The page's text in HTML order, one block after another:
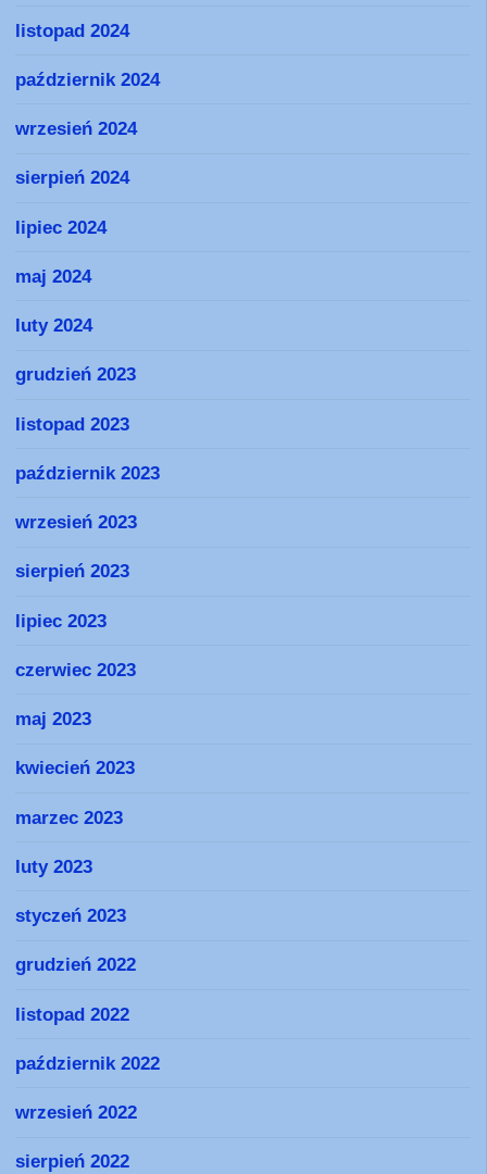
listopad 2024
październik 2024
wrzesień 2024
sierpień 2024
lipiec 2024
maj 2024
luty 2024
grudzień 2023
listopad 2023
październik 2023
wrzesień 2023
sierpień 2023
lipiec 2023
czerwiec 2023
maj 2023
kwiecień 2023
marzec 2023
luty 2023
styczeń 2023
grudzień 2022
listopad 2022
październik 2022
wrzesień 2022
sierpień 2022